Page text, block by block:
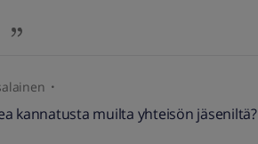
kannatusta muilta yhteisön jäseniltä?